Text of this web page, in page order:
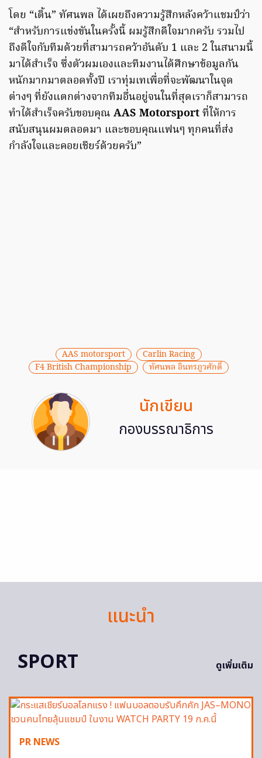
โดย “เติ้น” ทัศนพล ได้เผยถึงความรู้สึกหลังคว้าแชมป์ว่า
“สำหรับการแข่งขันในครั้งนี้ ผมรู้สึกดีใจมากครับ รวมไป
ถึงดีใจกับทีมด้วยที่สามารถคว้าอันดับ 1 และ 2 ในสนามนี้
มาได้สำเร็จ ซึ่งตัวผมเองและทีมงานได้ศึกษาข้อมูลกัน
หนักมากมาตลอดทั้งปี เราทุ่มเทเพื่อที่จะพัฒนาในจุด
ต่างๆ ที่ยังแตกต่างจากทีมอื่นอยู่จนในที่สุดเราก็สามารถ
ทำได้สำเร็จครับขอบคุณ AAS Motorsportที่ให้การ
สนับสนุนผมตลอดมา และขอบคุณแฟนๆ ทุกคนที่ส่ง
กำลังใจและคอยเชียร์ด้วยครับ”
AAS motorsport
Carlin Racing
F4 British Championship
ทัศนพล อินทรภูวศักดิ์
นักเขียน
กองบรรณาธิการ
แนะนำ
SPORT
ดูเพิ่มเติม
PR NEWS